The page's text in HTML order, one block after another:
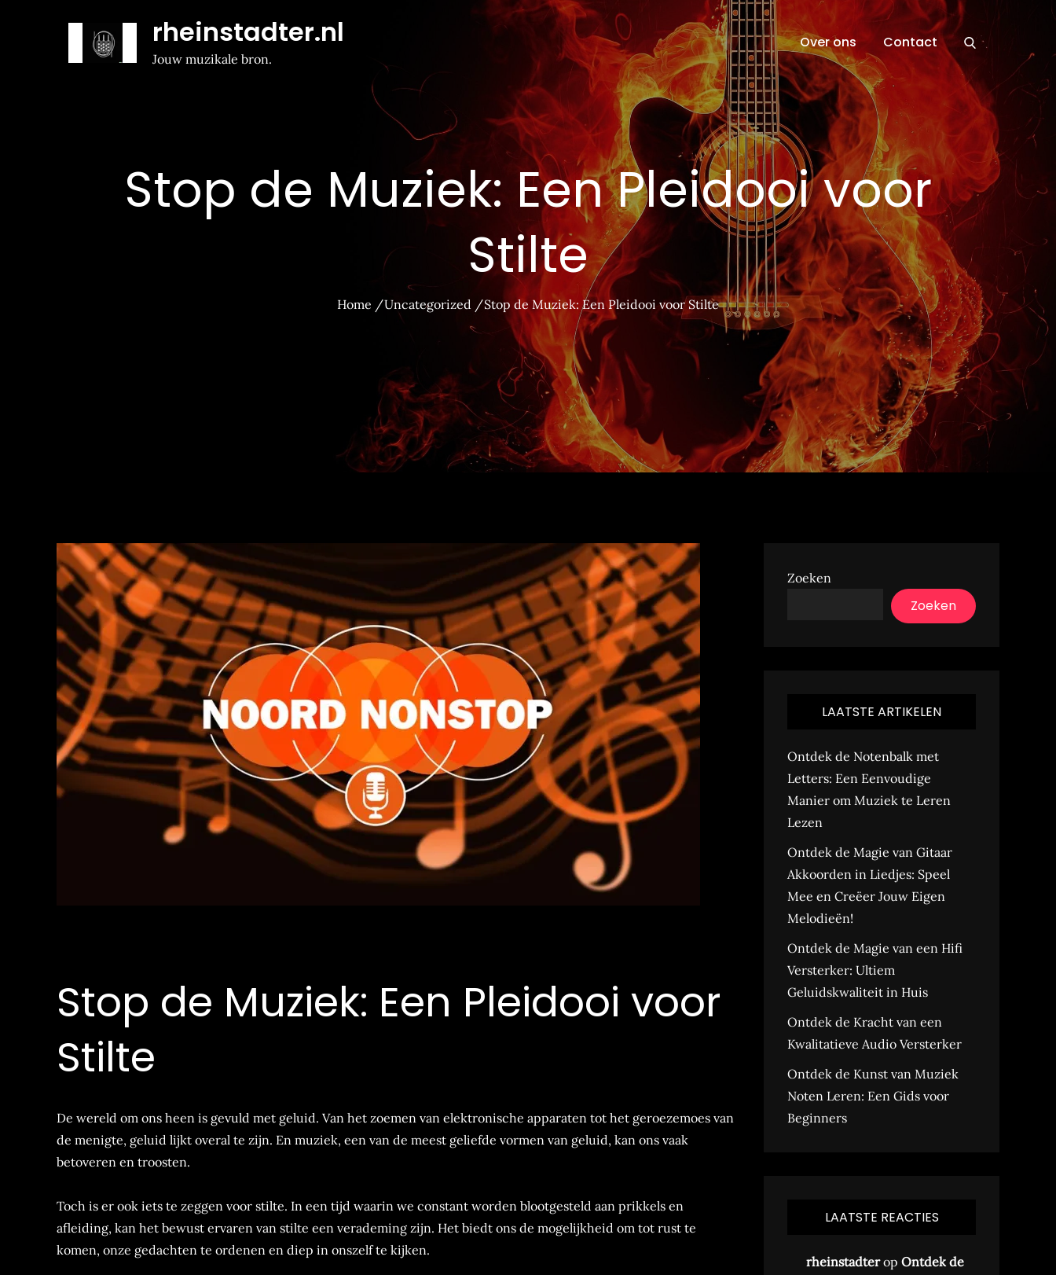
rheinstadter.nl
Jouw muzikale bron.
Over ons Contact
Stop de Muziek: Een Pleidooi voor
Stilte
Home Uncategorized Stop de Muziek: Een Pleidooi voor Stilte
Stop de Muziek: Een Pleidooi voor
Stilte
De wereld om ons heen is gevuld met geluid. Van het zoemen van elektronische apparaten tot het geroezemoes van
de menigte, geluid lijkt overal te zijn. En muziek, een van de meest geliefde vormen van geluid, kan ons vaak
betoveren en troosten.
Toch is er ook iets te zeggen voor stilte. In een tijd waarin we constant worden blootgesteld aan prikkels en
afleiding, kan het bewust ervaren van stilte een verademing zijn. Het biedt ons de mogelijkheid om tot rust te
komen, onze gedachten te ordenen en diep in onszelf te kijken.
Zoeken
Zoeken
LAATSTE ARTIKELEN
Ontdek de Notenbalk met
Letters: Een Eenvoudige
Manier om Muziek te Leren
Lezen
Ontdek de Magie van Gitaar
Akkoorden in Liedjes: Speel
Mee en Creëer Jouw Eigen
Melodieën!
Ontdek de Magie van een Hifi
Versterker: Ultiem
Geluidskwaliteit in Huis
Ontdek de Kracht van een
Kwalitatieve Audio Versterker
Ontdek de Kunst van Muziek
Noten Leren: Een Gids voor
Beginners
LAATSTE REACTIES
rheinstadterop Ontdek de